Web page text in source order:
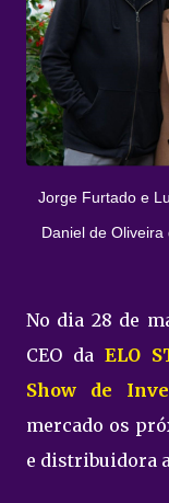
Jorge Furtado e
Daniel de Oliveira
No dia 28 de
CEO da ELO
Show de
mercado os
e distribuidora